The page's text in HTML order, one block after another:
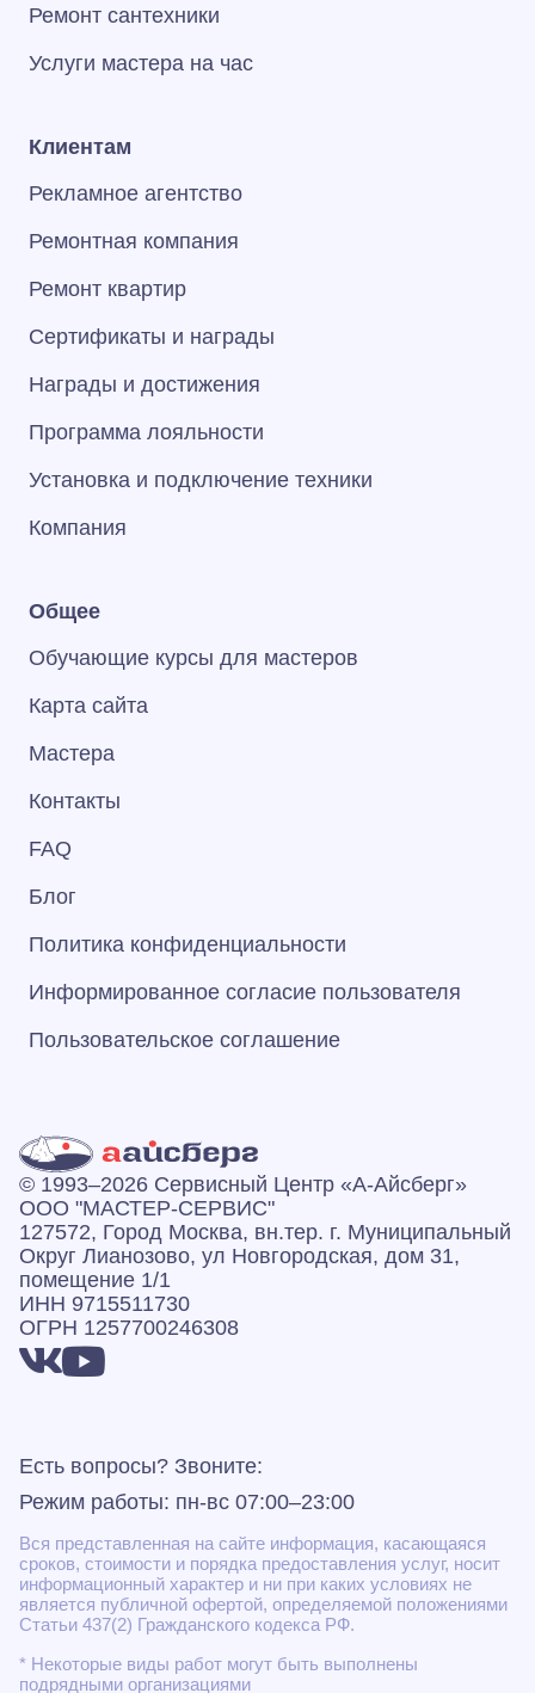
Ремонт сантехники
Услуги мастера на час
Клиентам
Рекламное агентство
Ремонтная компания
Ремонт квартир
Сертификаты и награды
Награды и достижения
Программа лояльности
Установка и подключение техники
Компания
Общее
Обучающие курсы для мастеров
Карта сайта
Мастера
Контакты
FAQ
Блог
Политика конфиденциальности
Информированное согласие пользователя
Пользовательское соглашение
© 1993–2026 Сервисный Центр «А‑Айсберг»
ООО "МАСТЕР-СЕРВИС"
127572, Город Москва, вн.тер. г. Муниципальный
Округ Лианозово, ул Новгородская, дом 31,
помещение 1/1
ИНН 9715511730
ОГРН 1257700246308
Есть вопросы? Звоните:
Режим работы: пн-вс 07:00–23:00
Вся представленная на сайте информация, касающаяся
сроков, стоимости и порядка предоставления услуг, носит
информационный характер и ни при каких условиях не
является публичной офертой, определяемой положениями
Статьи 437(2) Гражданского кодекса РФ.
* Некоторые виды работ могут быть выполнены
подрядными организациями